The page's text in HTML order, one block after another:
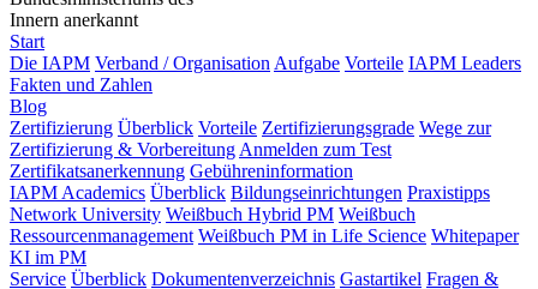
Innern anerkannt
Start
Die IAPM Verband / Organisation Aufgabe Vorteile IAPM Leaders
Fakten und Zahlen
Blog
Zertifizierung Überblick Vorteile Zertifizierungsgrade Wege zur
Zertifizierung & Vorbereitung Anmelden zum Test
Zertifikatsanerkennung Gebühreninformation
IAPM Academics Überblick Bildungseinrichtungen Praxistipps
Network University Weißbuch Hybrid PM Weißbuch
Ressourcenmanagement Weißbuch PM in Life Science Whitepaper
KI im PM
Service Überblick Dokumentenverzeichnis Gastartikel Fragen &